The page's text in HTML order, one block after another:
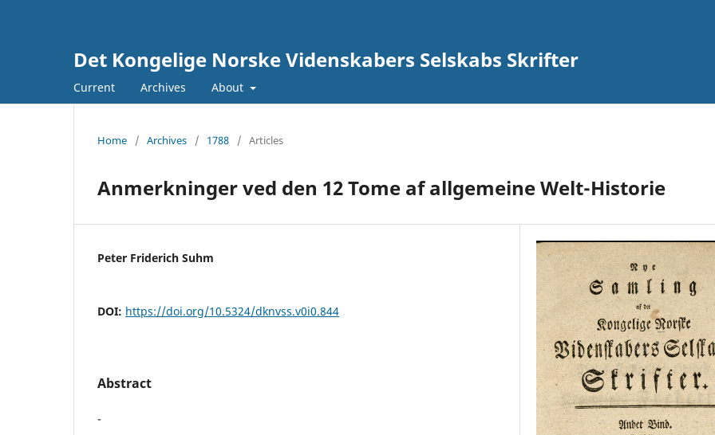
Det Kongelige Norske Videnskabers Selskabs Skrifter
Current Archives About
Home / Archives / 1788 / Articles
Anmerkninger ved den 12 Tome af allgemeine Welt-Historie
Peter Friderich Suhm
DOI: https://doi.org/10.5324/dknvss.v0i0.844
Abstract
-